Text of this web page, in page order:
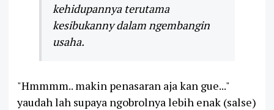
kehidupannya terutama
kesibukanny dalam ngembangin
usaha.
"Hmmmm.. makin penasaran aja kan gue..."
yaudah lah supaya ngobrolnya lebih enak (salse)